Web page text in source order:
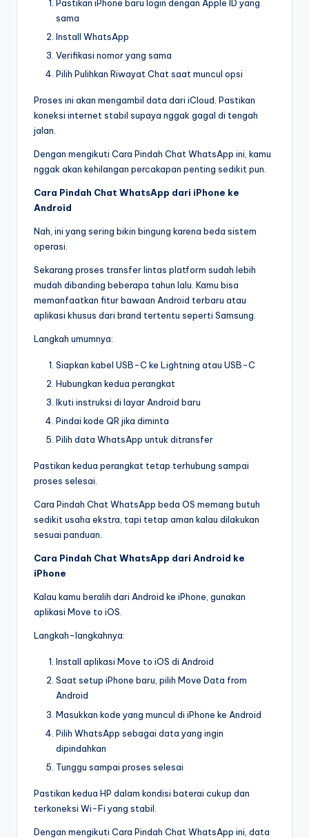
Pastikan iPhone baru login dengan Apple ID yang
sama
Install WhatsApp
Verifikasi nomor yang sama
Pilih Pulihkan Riwayat Chat saat muncul opsi
Proses ini akan mengambil data dari iCloud. Pastikan
koneksi internet stabil supaya nggak gagal di tengah
jalan.
Dengan mengikuti Cara Pindah Chat WhatsApp ini, kamu
nggak akan kehilangan percakapan penting sedikit pun.
Cara Pindah Chat WhatsApp dari iPhone ke
Android
Nah, ini yang sering bikin bingung karena beda sistem
operasi.
Sekarang proses transfer lintas platform sudah lebih
mudah dibanding beberapa tahun lalu. Kamu bisa
memanfaatkan fitur bawaan Android terbaru atau
aplikasi khusus dari brand tertentu seperti Samsung.
Langkah umumnya:
Siapkan kabel USB-C ke Lightning atau USB-C
Hubungkan kedua perangkat
Ikuti instruksi di layar Android baru
Pindai kode QR jika diminta
Pilih data WhatsApp untuk ditransfer
Pastikan kedua perangkat tetap terhubung sampai
proses selesai.
Cara Pindah Chat WhatsApp beda OS memang butuh
sedikit usaha ekstra, tapi tetap aman kalau dilakukan
sesuai panduan.
Cara Pindah Chat WhatsApp dari Android ke
iPhone
Kalau kamu beralih dari Android ke iPhone, gunakan
aplikasi Move to iOS.
Langkah-langkahnya:
Install aplikasi Move to iOS di Android
Saat setup iPhone baru, pilih Move Data from
Android
Masukkan kode yang muncul di iPhone ke Android
Pilih WhatsApp sebagai data yang ingin
dipindahkan
Tunggu sampai proses selesai
Pastikan kedua HP dalam kondisi baterai cukup dan
terkoneksi Wi-Fi yang stabil.
Dengan mengikuti Cara Pindah Chat WhatsApp ini, data